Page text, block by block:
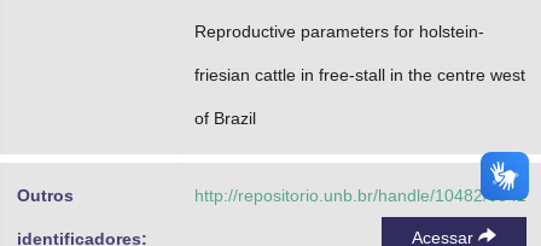
Reproductive parameters for holstein-
friesian cattle in free-stall in the centre west
of Brazil
Outros
identificadores:
http://repositorio.unb.br/handle/10482/6842
Acessar